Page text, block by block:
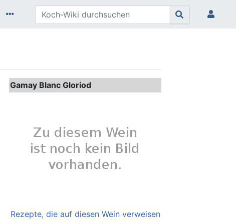
Gamay Blanc Gloriod
Rezepte, die auf diesen Wein verweisen